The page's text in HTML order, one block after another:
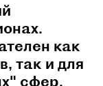
как
так и для
сфер.